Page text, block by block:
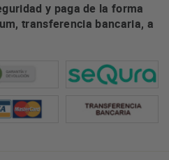
y paga de la forma
transferencia bancaria, a